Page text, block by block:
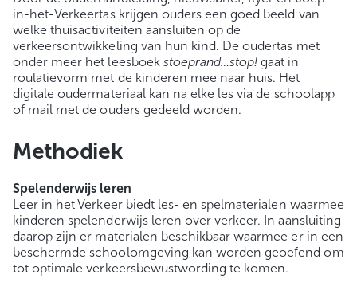
in-het-Verkeertas krijgen ouders een goed beeld van
welke thuisactiviteiten aansluiten op de
verkeersontwikkeling van hun kind. De oudertas met
onder meer het leesboek stoeprand…stop! gaat in
roulatievorm met de kinderen mee naar huis. Het
digitale oudermateriaal kan na elke les via de schoolapp
of mail met de ouders gedeeld worden.
Methodiek
Spelenderwijs leren
Leer in het Verkeer biedt les- en spelmaterialen waarmee
kinderen spelenderwijs leren over verkeer. In aansluiting
daarop zijn er materialen beschikbaar waarmee er in een
beschermde schoolomgeving kan worden geoefend om
tot optimale verkeersbewustwording te komen.